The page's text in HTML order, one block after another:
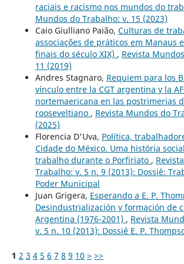
raciais e racismo nos mundos do
Mundos do Trabalho: v. 15 (2023)
Caio Giulliano Paião, Culturas de
associações de práticos em Manaus
finais do século XIX) , Revista
11 (2019)
Andres Stagnaro, Requiem para los
vínculo entre la CGT argentina y la
nortemaericana en las postrimerias
rooseveltiano , Revista Mundos do
(2025)
Florencia D'Uva, Política,
Cidade do México. Uma história
trabalho durante o Porfiriato ,
Trabalho: v. 5 n. 9 (2013): Dossiê:
Poder Municipal
Juan Grigera, Esperando a E. P.
Desindustrialización y formación de
Argentina (1976-2001) , Revista
v. 5 n. 10 (2013): Dossiê E. P.
1 2 3 4 5 6 7 8 9 10 > >>